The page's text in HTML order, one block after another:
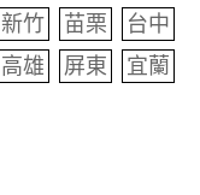
新竹 苗栗
台中
高雄 屏東
宜蘭